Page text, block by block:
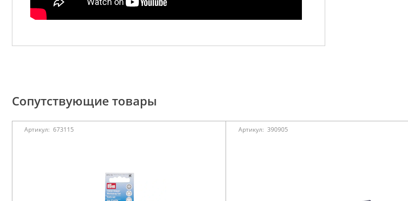
Сопутствующие товары
Артикул: 673115 Артикул: 390905